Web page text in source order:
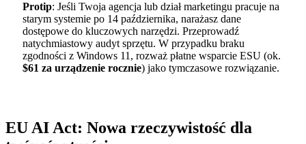
Protip: Jeśli Twoja agencja lub dział marketingu pracuje na
starym systemie po 14 października, narażasz dane
dostępowe do kluczowych narzędzi. Przeprowadź
natychmiastowy audyt sprzętu. W przypadku braku
zgodności z Windows 11, rozważ płatne wsparcie ESU (ok.
$61 za urządzenie rocznie) jako tymczasowe rozwiązanie.
EU AI Act: Nowa rzeczywistość dla